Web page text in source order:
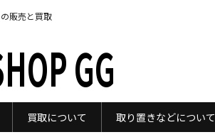
販売と買取
GG
買取について 取り置きなどについて